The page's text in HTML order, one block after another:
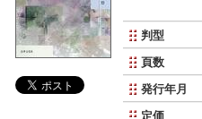
判型
頁数
発行年月
定価